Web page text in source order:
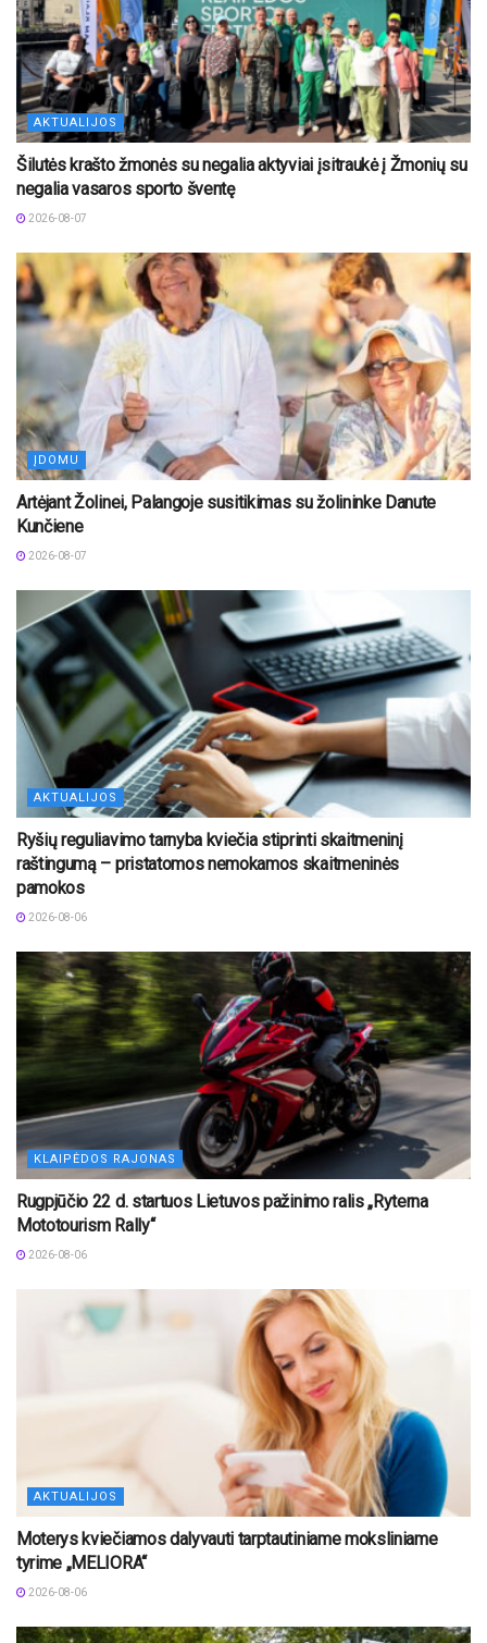
AKTUALIJOS
Šilutės krašto žmonės su negalia aktyviai įsitraukė į Žmonių su
negalia vasaros sporto šventę
2026-08-07
ĮDOMU
Artėjant Žolinei, Palangoje susitikimas su žolininke Danute
Kunčiene
2026-08-07
AKTUALIJOS
Ryšių reguliavimo tarnyba kviečia stiprinti skaitmeninį
raštingumą – pristatomos nemokamos skaitmeninės
pamokos
2026-08-06
KLAIPĖDOS RAJONAS
Rugpjūčio 22 d. startuos Lietuvos pažinimo ralis „Ryterna
Mototourism Rally“
2026-08-06
AKTUALIJOS
Moterys kviečiamos dalyvauti tarptautiniame moksliniame
tyrime „MELIORA“
2026-08-06